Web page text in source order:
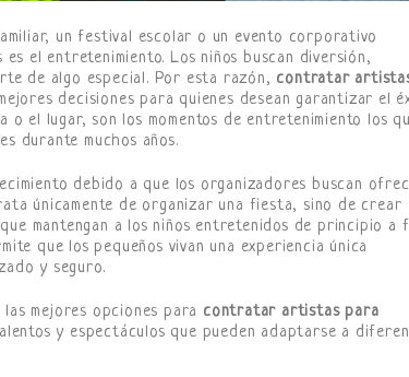
un festival escolar o un evento corporativo
el entretenimiento. Los niños buscan diversión,
de algo especial. Por esta razón, contratar
decisiones para quienes desean garantizar el
el lugar, son los momentos de entretenimiento los
durante muchos años.
debido a que los organizadores buscan
únicamente de organizar una fiesta, sino de crear
mantengan a los niños entretenidos de principio a
que los pequeños vivan una experiencia única
y seguro.
mejores opciones para contratar artistas para
y espectáculos que pueden adaptarse a